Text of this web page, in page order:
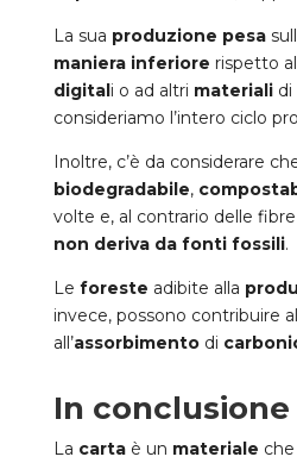
La sua produzione pesa
maniera inferiore rispetto
digitali o ad altri materiali di
consideriamo l’intero ciclo
Inoltre, c’è da considerare
biodegradabile,
volte e, al contrario delle
non deriva da fonti fossili.
Le foreste adibite alla
invece, possono contribuire
all’assorbimento di
In conclusione
La carta è un materiale